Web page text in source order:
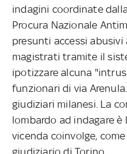
indagini coordinate
Procura Nazionale
presunti accessi
magistrati tramite il
ipotizzare alcuna
funzionari di via
giudiziari milanesi. La
lombardo ad indagare
vicenda coinvolge,
giudiziario di Torino.